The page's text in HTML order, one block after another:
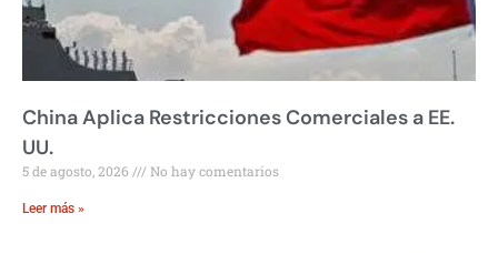
China Aplica Restricciones Comerciales a EE.
UU.
5 de agosto, 2026 No hay comentarios
Leer más »